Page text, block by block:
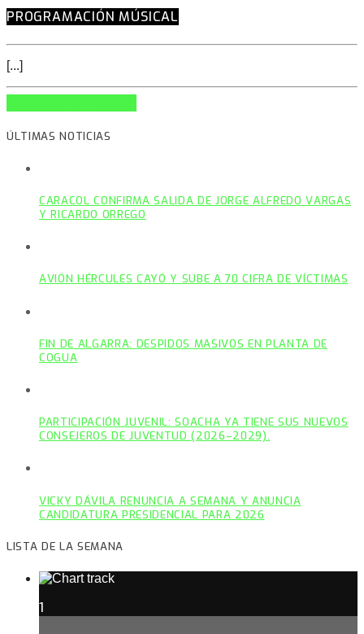
PROGRAMACIÓN MÚSICAL
[...]
ÚLTIMAS NOTICIAS
CARACOL CONFIRMA SALIDA DE JORGE ALFREDO VARGAS
Y RICARDO ORREGO
AVIÓN HÉRCULES CAYÓ Y SUBE A 70 CIFRA DE VÍCTIMAS
FIN DE ALGARRA: DESPIDOS MASIVOS EN PLANTA DE
COGUA
PARTICIPACIÓN JUVENIL: SOACHA YA TIENE SUS NUEVOS
CONSEJEROS DE JUVENTUD (2026–2029).
VICKY DÁVILA RENUNCIA A SEMANA Y ANUNCIA
CANDIDATURA PRESIDENCIAL PARA 2026
LISTA DE LA SEMANA
1